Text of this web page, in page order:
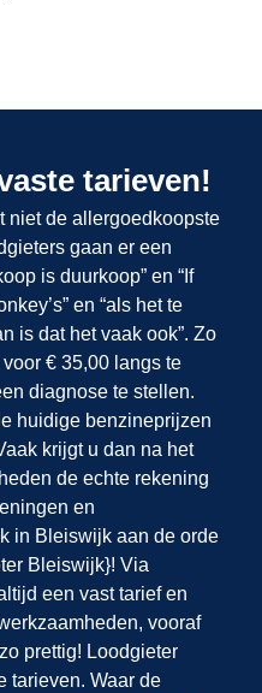
tarieven!
niet de allergoedkoopste
gaan er een
is duurkoop” en “If
en “als het te
is dat het vaak ook”. Zo
€ 35,00 langs te
diagnose te stellen.
huidige benzineprijzen
krijgt u dan na het
de echte rekening
en
in Bleiswijk aan de orde
Bleiswijk}! Via
een vast tarief en
vooraf
prettig! Loodgieter
tarieven. Waar de